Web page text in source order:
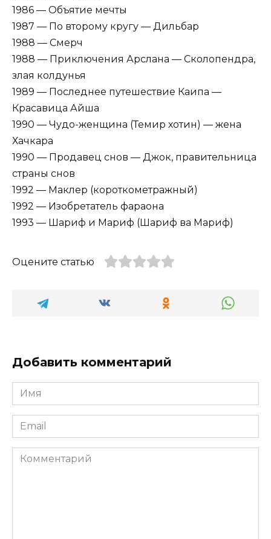
1986 — Объятие мечты
1987 — По второму кругу — Дильбар
1988 — Смерч
1988 — Приключения Арслана — Сколопендра,
злая колдунья
1989 — Последнее путешествие Каипа —
Красавица Айша
1990 — Чудо-женщина (Темир хотин) — жена
Хачкара
1990 — Продавец снов — Джок, правительница
страны снов
1992 — Маклер (короткометражный)
1992 — Изобретатель фараона
1993 — Шариф и Мариф (Шариф ва Мариф)
Оцените статью
Добавить комментарий
Имя
*
Email
*
Комментарий